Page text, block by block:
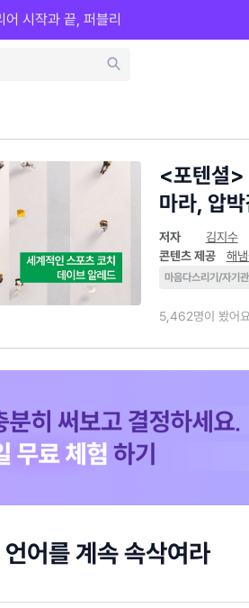
어 시작과 끝, 퍼블리
<포텐셜>
마라, 압
저자
김지수
콘텐츠 제공
해
마음다스리기/자기관
5,462명이 봤어
어를 계속 속삭여라